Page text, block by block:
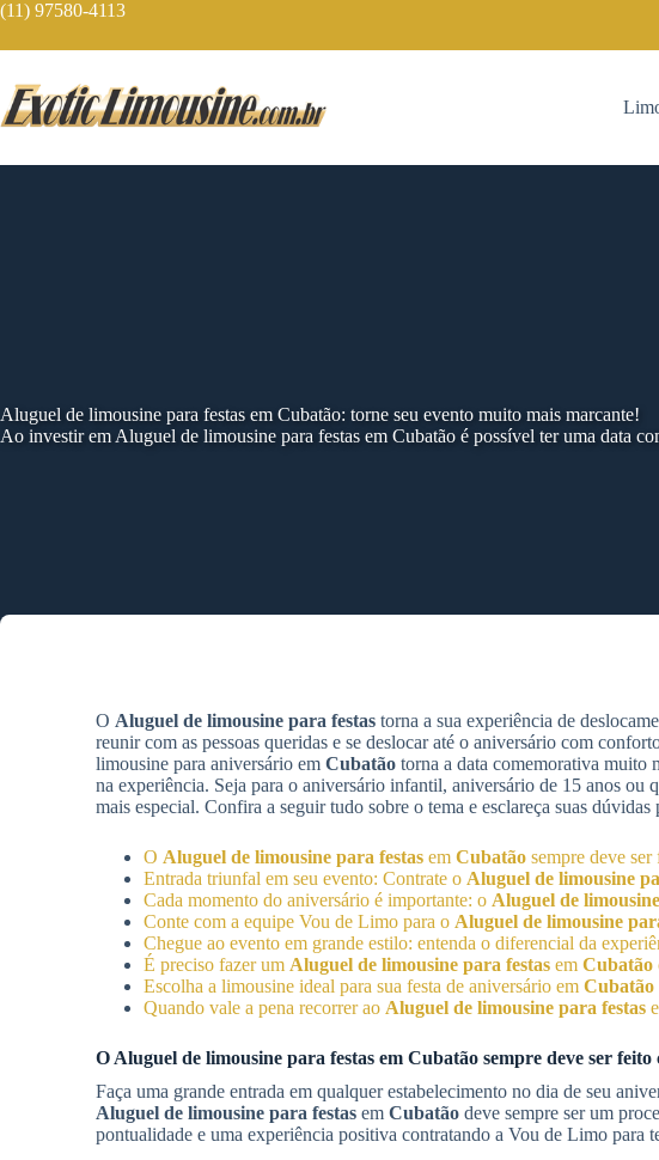
Skip
content
(11) 97580-4113
Aluguel de limousine para festas em Cubatão: torne seu evento muito mais marcante!
Ao investir em Aluguel de limousine para festas em Cubatão é possível ter uma data
O Aluguel de limousine para festas torna a sua experiência de
reunir com as pessoas queridas e se deslocar até o aniversário com
limousine para aniversário em Cubatão torna a data comemorativa muito
na experiência. Seja para o aniversário infantil, aniversário de 15 anos ou
mais especial. Confira a seguir tudo sobre o tema e esclareça suas
O Aluguel de limousine para festas em Cubatão sempre deve
Entrada triunfal em seu evento: Contrate o Aluguel de limousine
Cada momento do aniversário é importante: o Aluguel de
Conte com a equipe Vou de Limo para o Aluguel de limousine
Chegue ao evento em grande estilo: entenda o diferencial da
É preciso fazer um Aluguel de limousine para festas em Cubatão
Escolha a limousine ideal para sua festa de aniversário em Cubatão
Quando vale a pena recorrer ao Aluguel de limousine para festas
O Aluguel de limousine para festas em Cubatão sempre deve ser feito
Faça uma grande entrada em qualquer estabelecimento no dia de seu
Aluguel de limousine para festas em Cubatão deve sempre ser um
pontualidade e uma experiência positiva contratando a Vou de Limo para